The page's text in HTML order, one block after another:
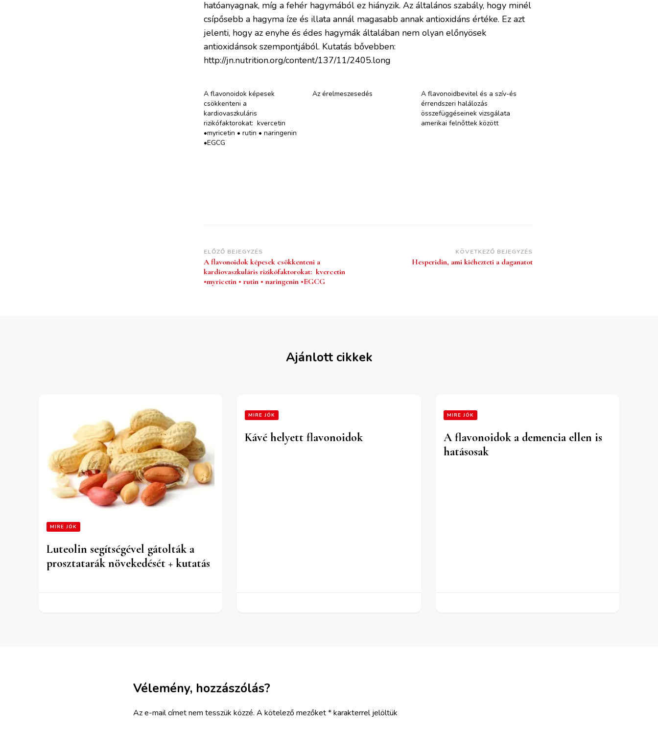
hatóanyagnak, míg a fehér hagymából ez hiányzik. Az általános szabály, hogy minél
csípősebb a hagyma íze és illata annál magasabb annak antioxidáns értéke. Ez azt
jelenti, hogy az enyhe és édes hagymák általában nem olyan előnyösek
antioxidánsok szempontjából. Kutatás bővebben:
http://jn.nutrition.org/content/137/11/2405.long
A flavonoidok képesek
csökkenteni a
kardiovaszkuláris
rizikófaktorokat: kvercetin
•myricetin • rutin • naringenin
•EGCG
Az érelmeszesedés
A flavonoidbevitel és a szív-és
érrendszeri halálozás
összefüggéseinek vizsgálata
amerikai felnőttek között
ELŐZŐ BEJEGYZÉS
A flavonoidok képesek csökkenteni a
kardiovaszkuláris rizikófaktorokat: kvercetin
•myricetin • rutin • naringenin •EGCG
KÖVETKEZŐ BEJEGYZÉS
Hesperidin, ami kiéhezteti a daganatot
Ajánlott cikkek
MIRE JÓK
Luteolin segítségével gátolták a
prosztatarák növekedését + kutatás
MIRE JÓK
Kávé helyett flavonoidok
MIRE JÓK
A flavonoidok a demencia ellen is
hatásosak
Vélemény, hozzászólás?
Az e-mail címet nem tesszük közzé. A kötelező mezőket*karakterrel jelöltük